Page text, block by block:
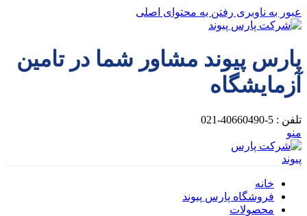
عبور به ناوبری رفتن به محتوای اصلی
پارس پیوند مشاور شما در تامین
آزمایشگاه
تلفن : 5-40660490-021
منو
خانه
فروشگاه پارس پیوند
محصولات